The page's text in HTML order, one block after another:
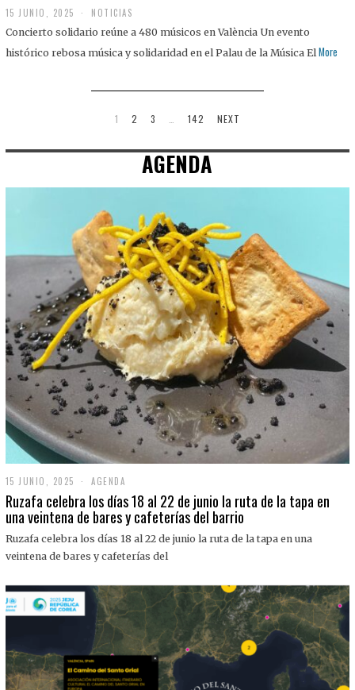
15 JUNIO, 2025 NOTICIAS
Concierto solidario reúne a 480 músicos en València Un evento
histórico rebosa música y solidaridad en el Palau de la Música El More
1 2 3 142 NEXT
AGENDA
15 JUNIO, 2025
J
U
I
O
0
2
5
AGENDA
Ruzafa celebra los días 18 al 22 de junio la ruta de la tapa en
una veintena de bares y cafeterías del barrio
Ruzafa celebra los días 18 al 22 de junio la ruta de la tapa en una
veintena de bares y cafeterías del